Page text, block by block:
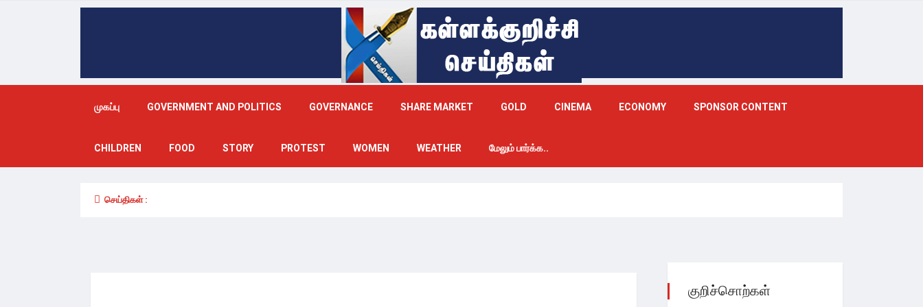
முகப்பு GOVERNMENT AND POLITICS GOVERNANCE SHARE MARKET GOLD CINEMA ECONOMY SPONSOR CONTENT
CHILDREN FOOD STORY PROTEST WOMEN WEATHER மேலும் பார்க்க..
செய்திகள் :
குறிச்சொற்கள்